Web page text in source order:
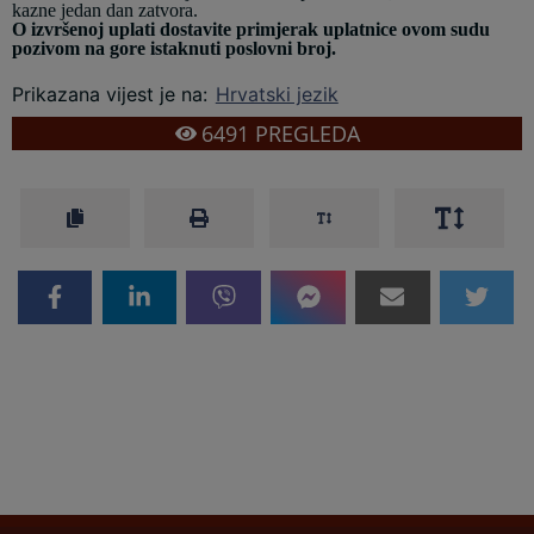
kazne jedan dan zatvora.
O izvršenoj uplati dostavite primjerak uplatnice ovom sudu
pozivom na gore istaknuti poslovni broj.
Prikazana vijest je na: Hrvatski jezik
6491 PREGLEDA